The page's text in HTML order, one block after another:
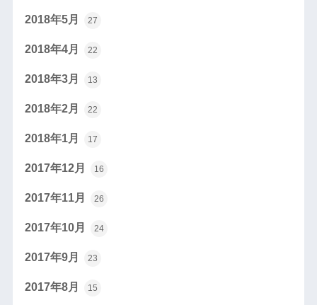
2018年5月 27
2018年4月 22
2018年3月 13
2018年2月 22
2018年1月 17
2017年12月 16
2017年11月 26
2017年10月 24
2017年9月 23
2017年8月 15